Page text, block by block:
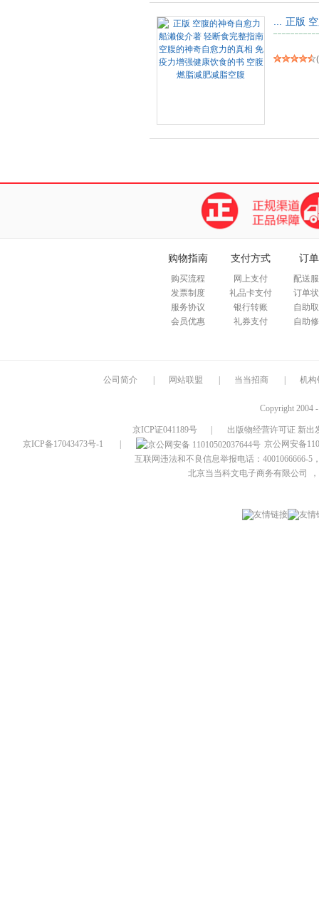
正版
(
购物指南
购买流程
发票制度
服务协议
会员优惠
支付方式
网上支付
礼品卡支付
银行转账
礼券支付
订
配送
订单
自助
自助
公司简介 网站联盟 当当招商 机构
Copyright 2004
京ICP证041189号
出版物经营许可证 新出
京ICP备17043473号-1
京公网安备
互联网违法和不良信息举报电话：4001066666-5
北京当当科文电子商务有限公司